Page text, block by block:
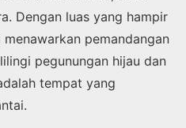
Dengan luas yang hampir
pemandangan
pegunungan hijau dan
tempat yang